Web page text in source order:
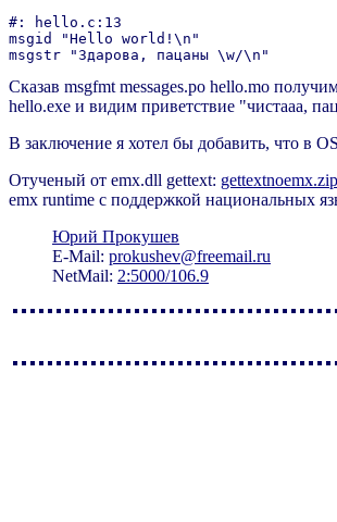
#: hello.c:13
msgid "Hello world!\n"
Сказав msgfmt messages.po hello.mo
hello.exe и видим приветствие "чистааа,
В заключение я хотел бы добавить, что в
Отученый от emx.dll gettext: gettextnoemx.zip
emx runtime с поддержкой национальных
Юрий Прокушев
E-Mail: prokushev@freemail.ru
NetMail: 2:5000/106.9